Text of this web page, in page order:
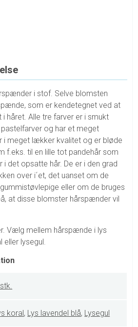
i stof. Selve blomsten
som er kendetegnet ved at
håret. Alle tre farver er i smukt
og har et meget
i meget lækker kvalitet og er bløde
f.eks. til en lille tot pandehår som
i det opsatte hår. De er i den grad
over i´et, det uanset om de
eller om de bruges
at disse blomster hårspænder vil
Vælg mellem hårspænde i lys
eller lysegul.
koral, Lys lavendel blå, Lysegul